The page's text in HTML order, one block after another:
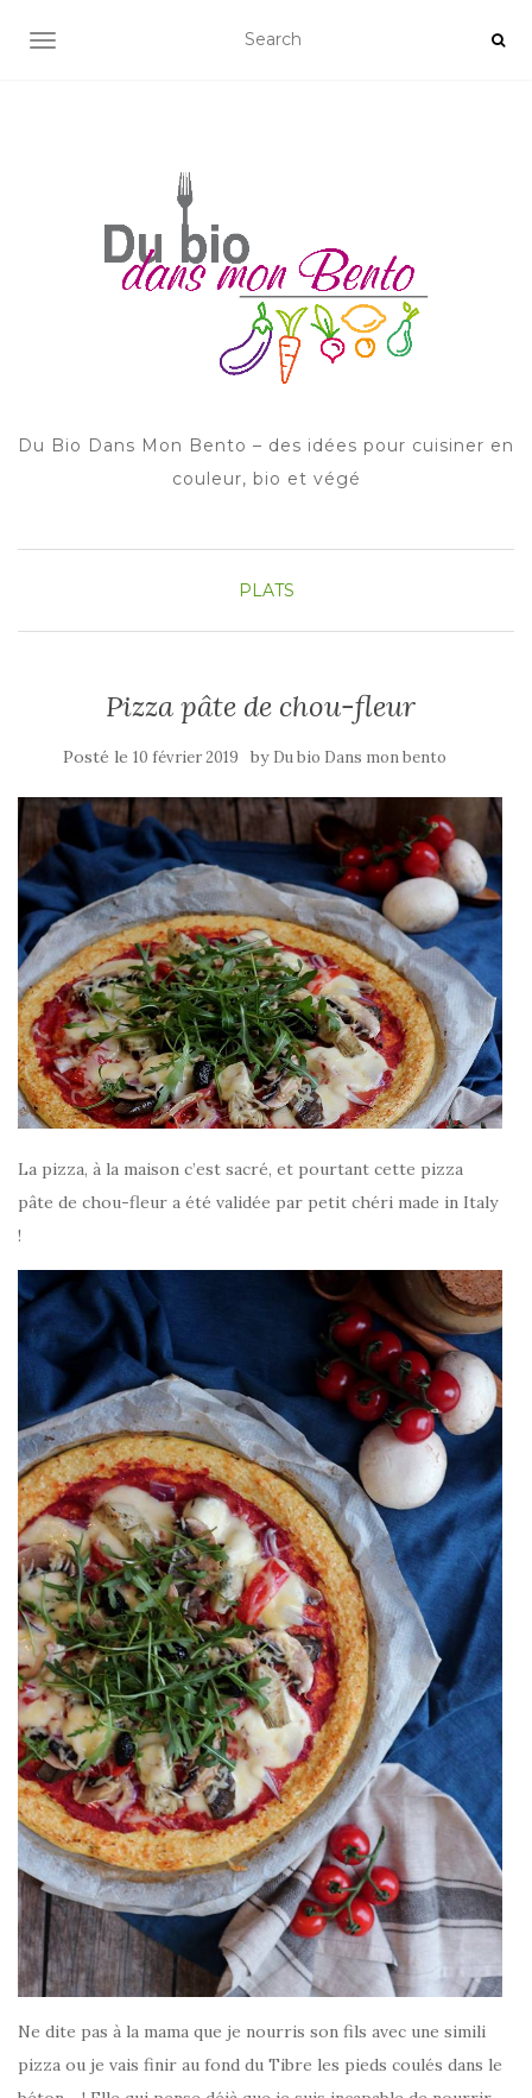
AFFICHER/MASQUER LA NAVIGATION
Du Bio Dans Mon Bento – des idées pour cuisiner en
couleur, bio et végé
PLATS
Pizza pâte de chou-fleur
Posté le 10 février 2019 by Du bio Dans mon bento
La pizza, à la maison c’est sacré, et pourtant cette pizza
pâte de chou-fleur a été validée par petit chéri made in Italy
!
Ne dite pas à la mama que je nourris son fils avec une simili
pizza ou je vais finir au fond du Tibre les pieds coulés dans le